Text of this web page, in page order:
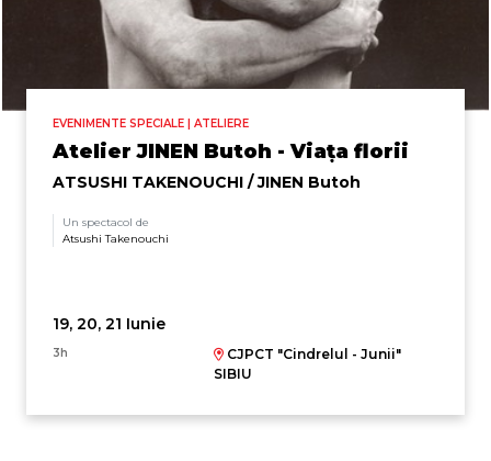
EVENIMENTE SPECIALE | ATELIERE
Atelier JINEN Butoh - Viața florii
ATSUSHI TAKENOUCHI / JINEN Butoh
Un spectacol de
Atsushi Takenouchi
19, 20, 21 Iunie
3h
CJPCT "Cindrelul - Junii"
SIBIU